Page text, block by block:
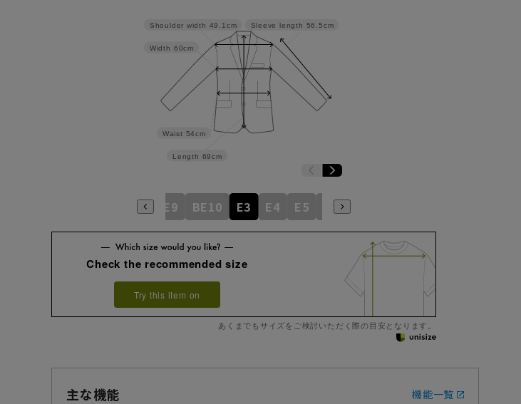
Sleeve length 56.5cm
Length 69cm
Waist 54cm
Width 60cm
Shoulder width 49.1cm
BE8 BE9 BE10 E3 E4 E5 E6
Check the recommended size
Try this item on
あくまでもサイズをご検討いただく際の目安となります。
主な機能 機能一覧